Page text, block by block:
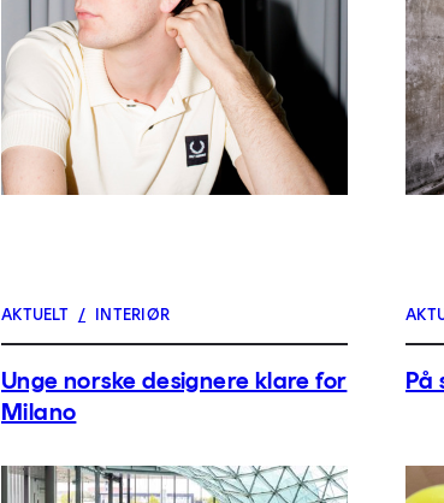
AKTUELT / INTERIØR
Unge norske designere klare for
Milano
På